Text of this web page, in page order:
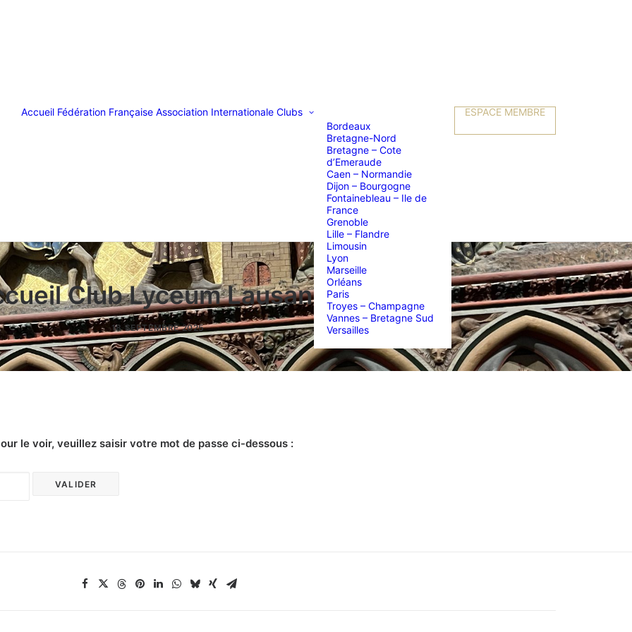
Accueil Fédération Française Association Internationale Clubs
Bordeaux
Bretagne-Nord
Bretagne – Cote
d’Emeraude
Caen – Normandie
Dijon – Bourgogne
Fontainebleau – Ile de
France
Grenoble
Lille – Flandre
Limousin
Lyon
Marseille
Orléans
Paris
Troyes – Champagne
Vannes – Bretagne Sud
Versailles
ESPACE MEMBRE
Club Lyceum Lausanne
18 SEPTEMBRE 2025
le voir, veuillez saisir votre mot de passe ci-dessous :